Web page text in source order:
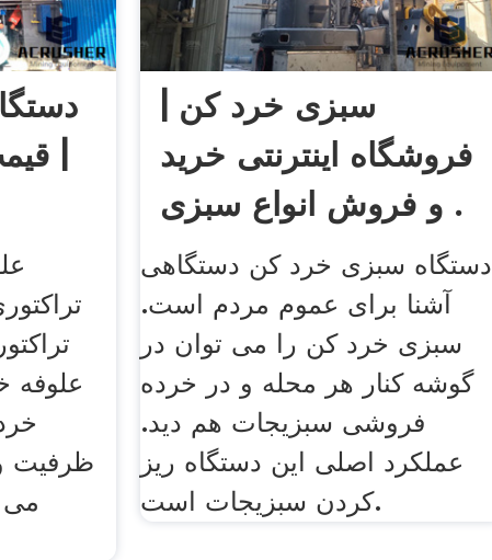
|
علوفه
ظرفیت
می
سبزی خرد کن |
فروشگاه اینترنتی خرید
و فروش انواع سبزی .
دستگاه سبزی خرد کن دستگاهی
آشنا برای عموم مردم است.
سبزی خرد کن را می توان در
گوشه کنار هر محله و در خرده
فروشی سبزیجات هم دید.
عملکرد اصلی این دستگاه ریز
کردن سبزیجات است.